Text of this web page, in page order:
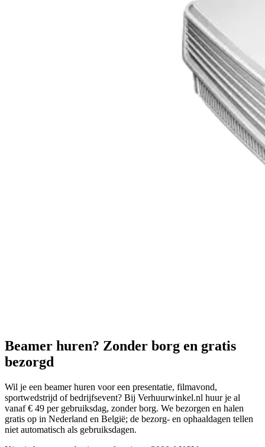
Beamer huren? Zonder borg en gratis
bezorgd
Wil je een beamer huren voor een presentatie, filmavond,
sportwedstrijd of bedrijfsevent? Bij Verhuurwinkel.nl huur je al
vanaf € 49 per gebruiksdag, zonder borg. We bezorgen en halen
gratis op in Nederland en België; de bezorg- en ophaaldagen tellen
niet automatisch als gebruiksdagen.